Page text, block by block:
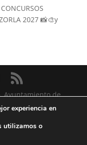
2027 📸🎨y
Ayuntamiento de
experiencia en
utilizamos o